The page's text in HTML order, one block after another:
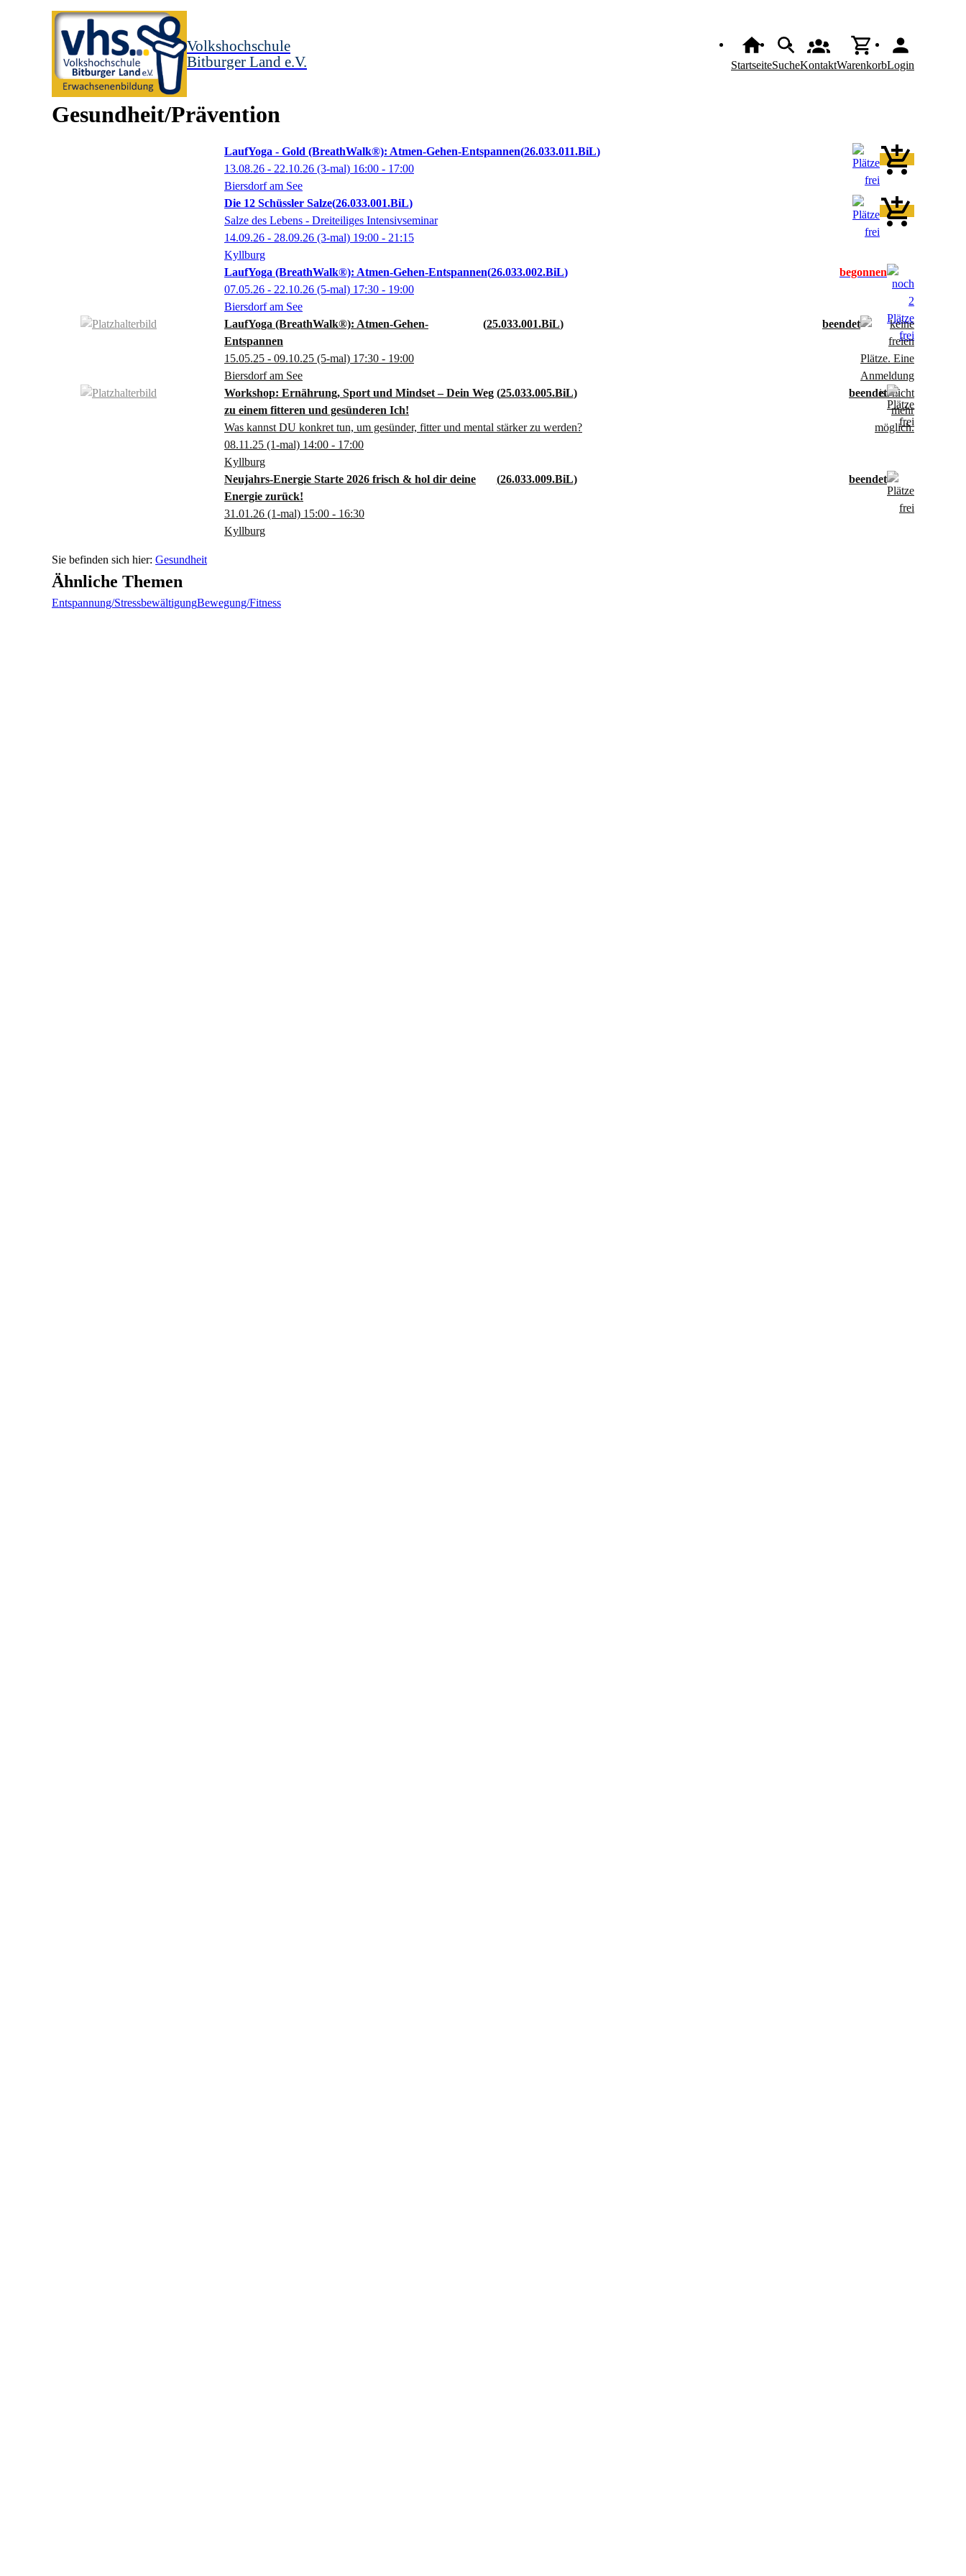
Volkshochschule
Bitburger Land e.V.
StartseiteSucheKontaktWarenkorbLogin
Gesundheit/Prävention
LaufYoga (BreathWalk®): Atmen-Gehen-
Entspannen
25.033.001.BiL
15.05.25 - 09.10.25 (5-mal) 17:30 - 19:00
Biersdorf am See
Workshop: Ernährung, Sport und Mindset – Dein Weg
zu einem fitteren und gesünderen Ich!
25.033.005.BiL
Was kannst DU konkret tun, um gesünder, fitter und mental stärker zu werden?
08.11.25 (1-mal) 14:00 - 17:00
Kyllburg
Neujahrs-Energie Starte 2026 frisch & hol dir deine
Energie zurück!
26.033.009.BiL
31.01.26 (1-mal) 15:00 - 16:30
Kyllburg
LaufYoga (BreathWalk®): Atmen-Gehen-Entspannen 26.033.002.BiL
07.05.26 - 22.10.26 (5-mal) 17:30 - 19:00
Biersdorf am See
LaufYoga - Gold (BreathWalk®): Atmen-Gehen-Entspannen 26.033.011.BiL
13.08.26 - 22.10.26 (3-mal) 16:00 - 17:00
Biersdorf am See
Die 12 Schüssler Salze 26.033.001.BiL
Salze des Lebens - Dreiteiliges Intensivseminar
14.09.26 - 28.09.26 (3-mal) 19:00 - 21:15
Kyllburg
Gesundheit
Ähnliche Themen
Entspannung/StressbewältigungBewegung/Fitness